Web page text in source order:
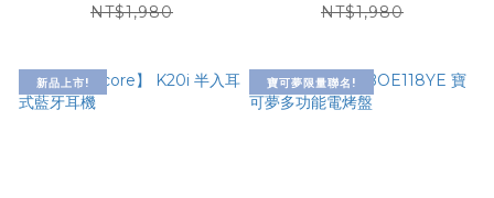
NT$1,980
NT$1,980
新品上市! 寶可夢限量聯名!